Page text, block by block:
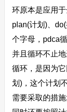
环原本是应用
plan(计划)、
个字母，pdca
并且循环不止
循环，是因为
划)，这个计划
需要采取的措